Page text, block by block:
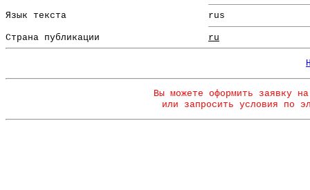
Язык текста rus
Страна публикации ru
Вы можете оформить заявку
или запросить условия по